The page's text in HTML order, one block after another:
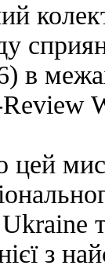
в
з